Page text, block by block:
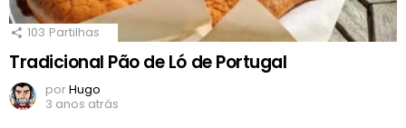
103 Partilhas
Tradicional Pão de Ló de Portugal
porHugo
3 anos atrás